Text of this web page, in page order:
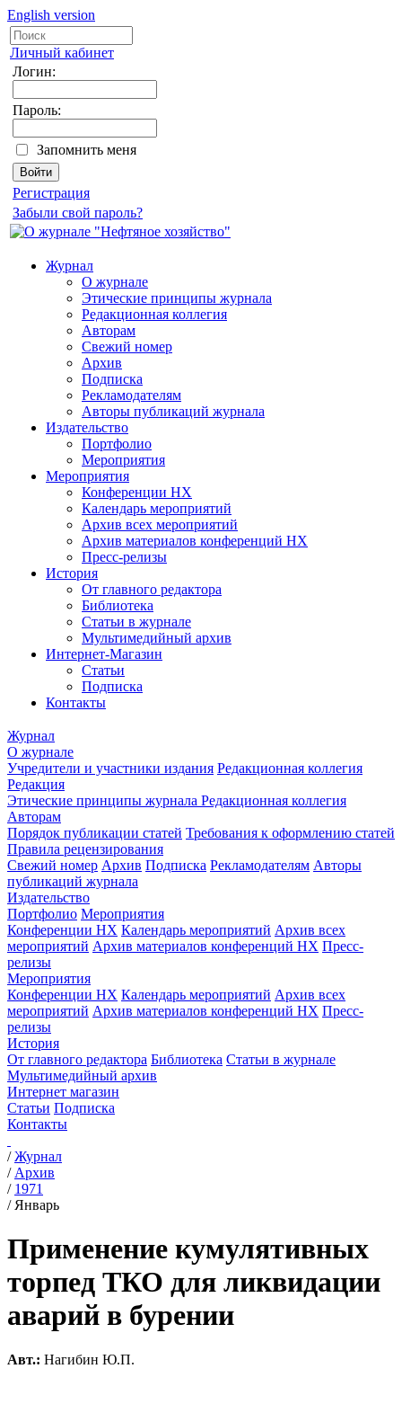
English version
Личный кабинет
Логин:
Пароль:
Запомнить меня
Регистрация
Забыли свой пароль?
Журнал
О журнале
Этические принципы журнала
Редакционная коллегия
Авторам
Свежий номер
Архив
Подписка
Рекламодателям
Авторы публикаций журнала
Издательство
Портфолио
Мероприятия
Мероприятия
Конференции НХ
Календарь мероприятий
Архив всех мероприятий
Архив материалов конференций НХ
Пресс-релизы
История
От главного редактора
Библиотека
Статьи в журнале
Мультимедийный архив
Интернет-Магазин
Статьи
Подписка
Контакты
Журнал
О журнале
Учредители и участники издания Редакционная коллегия
Редакция
Этические принципы журнала Редакционная коллегия
Авторам
Порядок публикации статей Требования к оформлению статей
Правила рецензирования
Свежий номер Архив Подписка Рекламодателям Авторы
публикаций журнала
Издательство
Портфолио Мероприятия
Конференции НХ Календарь мероприятий Архив всех
мероприятий Архив материалов конференций НХ Пресс-
релизы
Мероприятия
Конференции НХ Календарь мероприятий Архив всех
мероприятий Архив материалов конференций НХ Пресс-
релизы
История
От главного редактора Библиотека Статьи в журнале
Мультимедийный архив
Интернет магазин
Статьи Подписка
Контакты
/Журнал
/ Архив
/ 1971
/ Январь
Применение кумулятивных
торпед ТКО для ликвидации
аварий в бурении
Авт.: Нагибин Ю.П.